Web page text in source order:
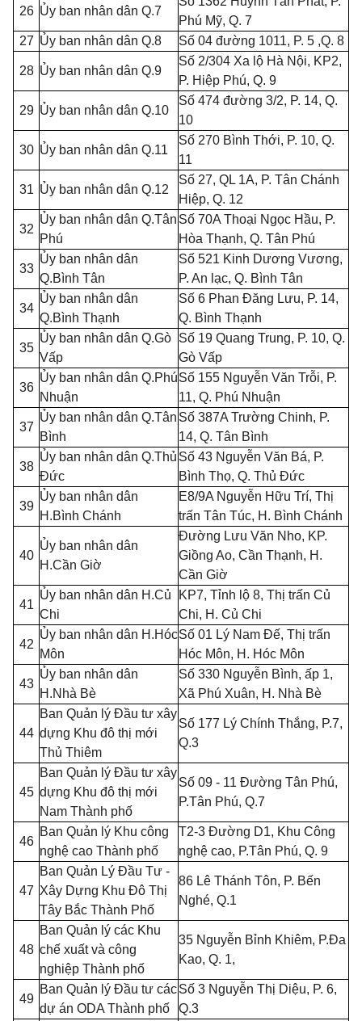
26 Ủy ban nhân dân Q.7
Phú Mỹ, Q. 7
27 Ủy ban nhân dân Q.8 Số 04 đường 1011, P. 5 ,Q. 8
28 Ủy ban nhân dân Q.9
Số 2/304 Xa lộ Hà Nội, KP2,
P. Hiệp Phú, Q. 9
29 Ủy ban nhân dân Q.10
Số 474 đường 3/2, P. 14, Q.
10
30 Ủy ban nhân dân Q.11
Số 270 Bình Thới, P. 10, Q.
11
31 Ủy ban nhân dân Q.12
Số 27, QL 1A, P. Tân Chánh
Hiệp, Q. 12
32
Ủy ban nhân dân Q.Tân
Phú
Số 70A Thoại Ngọc Hầu, P.
Hòa Thạnh, Q. Tân Phú
33
Ủy ban nhân dân
Q.Bình Tân
Số 521 Kinh Dương Vương,
P. An lạc, Q. Bình Tân
34
Ủy ban nhân dân
Q.Bình Thạnh
Số 6 Phan Đăng Lưu, P. 14,
Q. Bình Thạnh
35
Ủy ban nhân dân Q.Gò
Vấp
Số 19 Quang Trung, P. 10, Q.
Gò Vấp
36
Ủy ban nhân dân Q.Phú
Nhuận
Số 155 Nguyễn Văn Trỗi, P.
11, Q. Phú Nhuận
37
Ủy ban nhân dân Q.Tân
Bình
Số 387A Trường Chinh, P.
14, Q. Tân Bình
38
Ủy ban nhân dân Q.Thủ
Đức
Số 43 Nguyễn Văn Bá, P.
Bình Thọ, Q. Thủ Đức
39
Ủy ban nhân dân
H.Bình Chánh
E8/9A Nguyễn Hữu Trí, Thị
trấn Tân Túc, H. Bình Chánh
40
Ủy ban nhân dân
H.Cần Giờ
Đường Lưu Văn Nho, KP.
Giồng Ao, Cần Thạnh, H.
Cần Giờ
41
Ủy ban nhân dân H.Củ
Chi
KP7, Tỉnh lộ 8, Thị trấn Củ
Chi, H. Củ Chi
42
Ủy ban nhân dân H.Hóc
Môn
Số 01 Lý Nam Đế, Thị trấn
Hóc Môn, H. Hóc Môn
43
Ủy ban nhân dân
H.Nhà Bè
Số 330 Nguyễn Bình, ấp 1,
Xã Phú Xuân, H. Nhà Bè
44
Ban Quản lý Đầu tư xây
dựng Khu đô thị mới
Thủ Thiêm
Số 177 Lý Chính Thắng, P.7,
Q.3
45
Ban Quản lý Đầu tư xây
dựng Khu đô thị mới
Nam Thành phố
Số 09 - 11 Đường Tân Phú,
P.Tân Phú, Q.7
46
Ban Quản lý Khu công
nghệ cao Thành phố
T2-3 Đường D1, Khu Công
nghệ cao, P.Tân Phú, Q. 9
47
Ban Quản Lý Đầu Tư -
Xây Dựng Khu Đô Thị
Tây Bắc Thành Phố
86 Lê Thánh Tôn, P. Bến
Nghé, Q.1
48
Ban Quản lý các Khu
chế xuất và công
nghiệp Thành phố
35 Nguyễn Bỉnh Khiêm, P.Đa
Kao, Q. 1,
49
Ban Quản lý Đầu tư các
dự án ODA Thành phố
Số 3 Nguyễn Thị Diệu, P. 6,
Q.3